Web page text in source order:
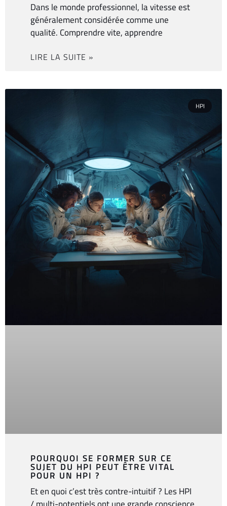
Dans le monde professionnel, la vitesse est
généralement considérée comme une
qualité. Comprendre vite, apprendre
LIRE LA SUITE »
HPI
POURQUOI SE FORMER SUR CE
SUJET DU HPI PEUT ÊTRE VITAL
POUR UN HPI ?
Et en quoi c’est très contre-intuitif ? Les HPI